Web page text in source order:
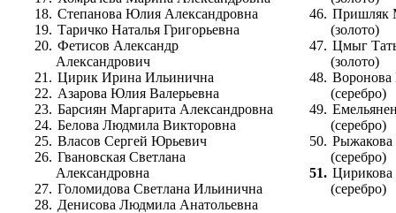
18. Степанова Юлия Александровна
19. Таричко Наталья Григорьевна
20. Фетисов Александр
Александрович
21. Цирик Ирина Ильинична
22. Азарова Юлия Валерьевна
23. Барсиян Маргарита Александровна
24. Белова Людмила Викторовна
25. Власов Сергей Юрьевич
26. Гвановская Светлана
Александровна
27. Голомидова Светлана Ильинична
28. Денисова Людмила Анатольевна
46. Пришляк
(золото)
47. Цмыг
(золото)
48.
(серебро)
49.
(серебро)
50. Рыжакова
(серебро)
51. Цирикова
(серебро)